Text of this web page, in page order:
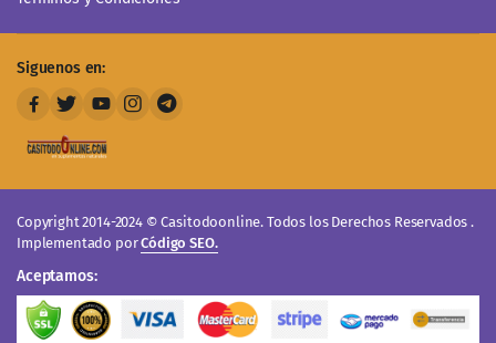
Siguenos en:
Copyright 2014-2024 © Casitodoonline. Todos los Derechos Reservados .
Implementado porCódigo SEO.
Aceptamos: